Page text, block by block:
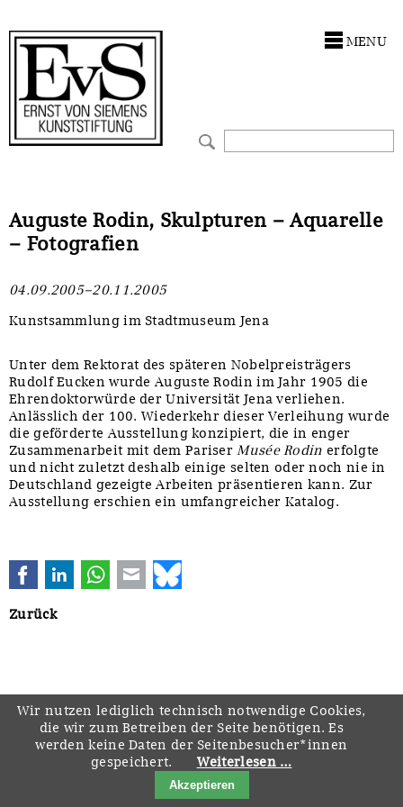
MENU
Auguste Rodin, Skulpturen – Aquarelle
– Fotografien
04.09.2005–20.11.2005
Kunstsammlung im Stadtmuseum Jena
Unter dem Rektorat des späteren Nobelpreisträgers
Rudolf Eucken wurde Auguste Rodin im Jahr 1905 die
Ehrendoktorwürde der Universität Jena verliehen.
Anlässlich der 100. Wiederkehr dieser Verleihung wurde
die geförderte Ausstellung konzipiert, die in enger
Zusammenarbeit mit dem PariserMusée Rodin erfolgte
und nicht zuletzt deshalb einige selten oder noch nie in
Deutschland gezeigte Arbeiten präsentieren kann. Zur
Ausstellung erschien ein umfangreicher Katalog.
FacebookLinkedInWhatsApp
E-mail
Zurück
Navigation
überspringen
Startseite Downloads Kontakt Impressum Datenschutz
Wir nutzen lediglich technisch notwendige Cookies,
die wir zum Betreiben der Seite benötigen. Es
werden keine Daten der Seitenbesucher*innen
gespeichert.
Weiterlesen …
Akzeptieren
Förderphilosophie
Gremien
Presse und Neuigkeiten
Stellenangebote
Ankauf
Restaurierungen
Werkverzeichnisse
UKRAINE-Förderlinie